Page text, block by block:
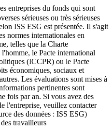
entreprises du fonds qui sont
sérieuses ou très sérieuses
ISS ESG est présentée. Il s'agit
normes internationales en
telles que la Charte
le Pacte international
(ICCPR) ou le Pacte
économiques, sociaux et
Les évaluations sont mises à
pertinentes sont
fois par an. Si vous avez des
l'entreprise, veuillez contacter
des données : ISS ESG)
travailleurs